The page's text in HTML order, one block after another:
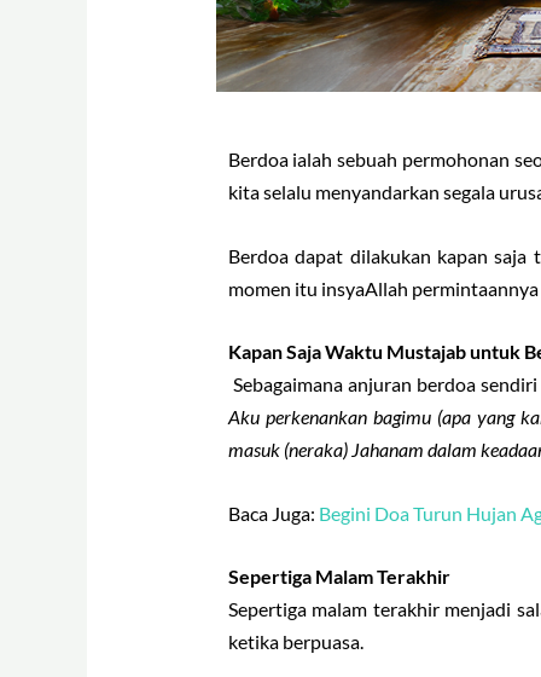
Berdoa ialah sebuah permohonan
kita selalu menyandarkan segala
Berdoa dapat dilakukan kapan saja
momen itu insyaAllah
Kapan Saja Waktu Mustajab untuk
Sebagaimana anjuran berdoa
Aku perkenankan bagimu (apa yang
masuk (neraka) Jahanam dalam
Baca Juga: Begini Doa Turun Hujan
Sepertiga Malam Terakhir
Sepertiga malam terakhir menjadi
ketika berpuasa.